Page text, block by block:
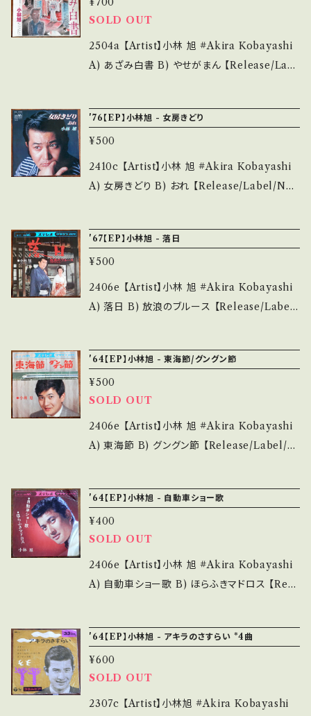
事をご理解して頂ける方のご購入をお願い致し
ます。 Please purchase it if you understan
d that it is second hand. *詳しくは ■■■
4252144 お知らせ等は、About 画面にてご確
考視聴: https://youtu.be/KKGApcWVMx4
【Condition】 Jacket/Record：B/B (国内盤)
*この年代にしては良好盤 ____________
_____________ 【About the state/状
る C・痛み多・キズ多く痛み多 *その他、+ - で補
足しています。 *中古という事をご理解して頂け
る方のご購入をお願い致します。 Please purc
hase it if you understand that it is secon
utsu.thebase.in/items/14252144 お知らせ
等は、About 画面にてご確認ください。 ___【b
SOLD OUT
2504a 【Artist】小林 旭 #Akira Kobayashi
A) あざみ白書 B) やせがまん 【Release/Lab
う 参考視聴: - 【Condition】 Jacket/Recor
d：B/A- (国内盤/サンプル白レーベル) *ジャケ
しわ、レーベル染み ________________
_________ 【About the state/状態説明】
多・キズ多く痛み多 *その他、+ - で補足してい
ます。 *中古という事をご理解して頂ける方のご
購入をお願い致します。 Please purchase it i
f you understand that it is second hand.
ebase.in/items/14252144 お知らせ等は、Ab
out 画面にてご確認ください。 ___【bid】2504
y
'76【EP】小林旭 - 女房きどり
¥500
2410c 【Artist】小林 旭 #Akira Kobayashi
A) 女房きどり B) おれ 【Release/Label/Not
_________________________ 【Ab
out the state/状態説明】 S・新品未開封など
A・綺麗・キズ等も無く、痛みも薄い B・多少痛
み・キズなど見られる C・痛み多・キズ多く痛み
ます。 Please purchase it if you understan
d that it is second hand. *詳しくは ■■■
状態・説明 / 発送について■■■ をご覧くださ
い。 https://onbankutsu.thebase.in/items/1
4252144 お知らせ等は、About 画面にてご確
'67【EP】小林旭 - 落日
¥500
2406e 【Artist】小林 旭 #Akira Kobayashi
A) 落日 B) 放浪のブルース 【Release/Label/
Record：B/B (国内盤) _____________
____________ 【About the state/状態
説明】 S・新品未開封など A・綺麗・キズ等も無
く、痛みも薄い B・多少痛み・キズなど見られる
C・痛み多・キズ多く痛み多 *その他、+ - で補足
se it if you understand that it is second
hand. *詳しくは ■■■状態・説明 / 発送につ
いて■■■ をご覧ください。 https://onbanku
tsu.thebase.in/items/14252144 お知らせ等
は、About 画面にてご確認ください。 ___
'64【EP】小林旭 - 東海節/グングン節
¥500
SOLD OUT
2406e 【Artist】小林 旭 #Akira Kobayashi
A) 東海節 B) グングン節 【Release/Label/N
on】 Jacket/Record：B-/B- (国内盤) *ジャケ
痛しわ、盤微キズ多 ________________
_________ 【About the state/状態説明】
S・新品未開封など A・綺麗・キズ等も無く、痛み
も薄い B・多少痛み・キズなど見られる C・痛み
購入をお願い致します。 Please purchase it i
f you understand that it is second hand.
*詳しくは ■■■状態・説明 / 発送について■
■■ をご覧ください。 https://onbankutsu.th
'64【EP】小林旭 - 自動車ショー歌
¥400
SOLD OUT
2406e 【Artist】小林 旭 #Akira Kobayashi
A) 自動車ショー歌 B) ほらふきマドロス 【Rele
聴: https://youtu.be/KKGApcWVMx4 【Co
ndition】 Jacket/Record：C/B- (国内盤) *イ
ンナー破れ、ジャケ痛み、盤微キズ多 ______
___________________ 【About the
'64【EP】小林旭 - アキラのさすらい *4曲
¥600
SOLD OUT
2307c 【Artist】小林旭 #Akira Kobayashi